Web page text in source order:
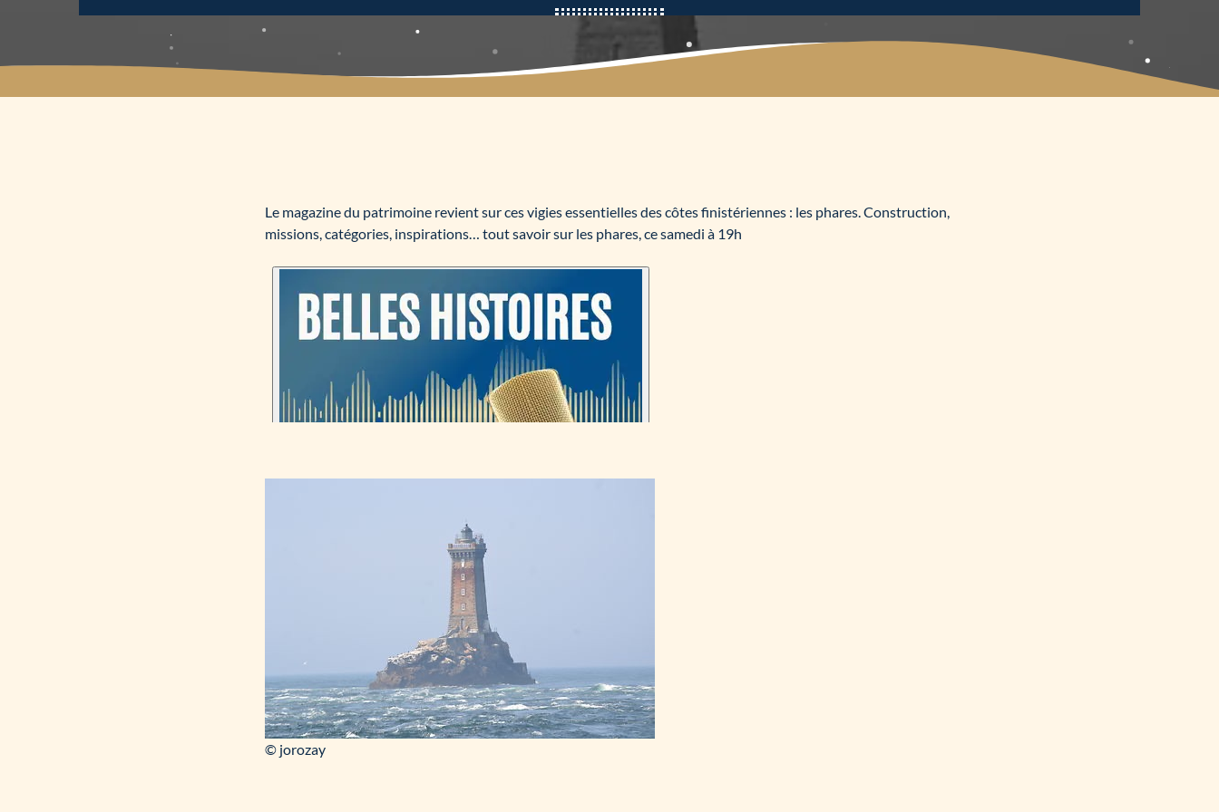
Le magazine du patrimoine revient sur ces vigies essentielles des côtes finistériennes : les phares. Construction,
missions, catégories, inspirations… tout savoir sur les phares, ce samedi à 19h
© jorozay